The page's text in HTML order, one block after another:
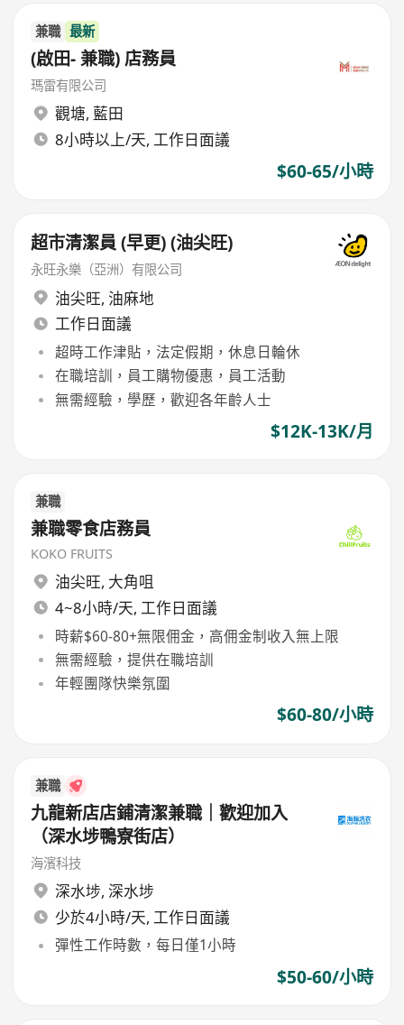
兼職 最新
(啟田- 兼職) 店務員
瑪雷有限公司
觀塘, 藍田
8小時以上/天, 工作日面議
$60-65/小時
超市清潔員 (早更) (油尖旺)
永旺永樂（亞洲）有限公司
油尖旺, 油麻地
工作日面議
超時工作津貼，法定假期，休息日輪休
在職培訓，員工購物優惠，員工活動
無需經驗，學歷，歡迎各年齡人士
$12K-13K/月
兼職
兼職零食店務員
KOKO FRUITS
油尖旺, 大角咀
4~8小時/天, 工作日面議
時薪$60-80+無限佣金，高佣金制收入無上限
無需經驗，提供在職培訓
年輕團隊快樂氛圍
$60-80/小時
兼職
九龍新店店鋪清潔兼職｜歡迎加入
（深水埗鴨寮街店）
海濱科技
深水埗, 深水埗
少於4小時/天, 工作日面議
彈性工作時數，每日僅1小時
$50-60/小時